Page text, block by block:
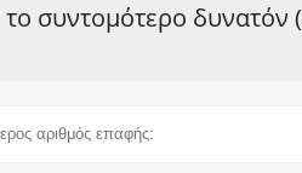
συντομότερο δυνατόν